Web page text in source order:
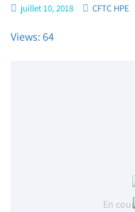
juillet 10, 2018 CFTC HPE
Views: 64
En